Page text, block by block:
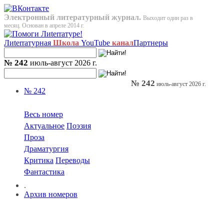
Электронный литературный журнал. Выходит один раз в
месяц. Основан в апреле 2014 г.
Лиterraтурная Школа YouTube каналПартнеры
№ 242 июль-август 2026 г.
№ 242
Весь номер
Актуальное Поэзия
Проза
Драматургия
Критика Переводы
Фантастика
.
Архив номеров
№ 242 июль-август 2026 г.